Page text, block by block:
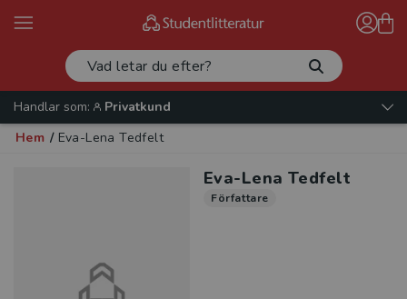
Handlar som:
Privatkund
Hem / Eva-Lena Tedfelt
Eva-Lena Tedfelt
Författare